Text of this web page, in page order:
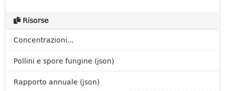
Risorse
Concentrazioni...
Pollini e spore fungine (json)
Rapporto annuale (json)